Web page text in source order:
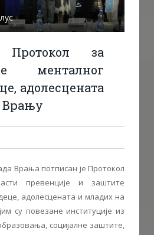
Протокол за
менталног
адолесцената
Врању
Врања потписан је Протокол
превенције и заштите
адолесцената и младих на
су повезане институције из
социјалне заштите,